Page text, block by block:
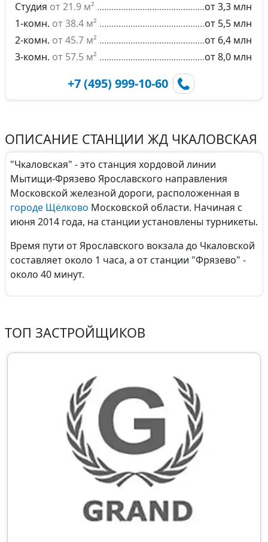
Студия от 21.9 м²
от 3,3 млн
1-комн. от 38.4 м²
от 5,5 млн
2-комн. от 45.7 м²
от 6,4 млн
3-комн. от 57.5 м² от 8,0 млн
+7 (495) 999-10-60
ОПИСАНИЕ СТАНЦИИ ЖД ЧКАЛОВСКАЯ
"Чкаловская" - это станция хордовой линии
Мытищи-Фрязево Ярославского направления
Московской железной дороги, расположенная в
городе Щёлково Московской области. Начиная с
июня 2014 года, на станции установлены турникеты.
Время пути от Ярославского вокзала до Чкаловской
составляет около 1 часа, а от станции "Фрязево" -
около 40 минут.
ТОП ЗАСТРОЙЩИКОВ